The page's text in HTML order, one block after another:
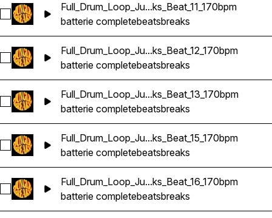
Sélectionnez
Full_Drum_Loop_Ju...ks_Beat_11_170bpm
batterie completebeatsbreaks
Sélectionnez
Full_Drum_Loop_Ju...ks_Beat_12_170bpm
batterie completebeatsbreaks
Sélectionnez
Full_Drum_Loop_Ju...ks_Beat_13_170bpm
batterie completebeatsbreaks
Sélectionnez
Full_Drum_Loop_Ju...ks_Beat_15_170bpm
batterie completebeatsbreaks
Sélectionnez
Full_Drum_Loop_Ju...ks_Beat_16_170bpm
batterie completebeatsbreaks